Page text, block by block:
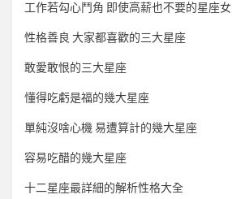
工作若勾心鬥角 即使高薪也不要的星座女
性格善良 大家都喜歡的三大星座
敢愛敢恨的三大星座
懂得吃虧是福的幾大星座
單純沒啥心機 易遭算計的幾大星座
容易吃醋的幾大星座
十二星座最詳細的解析性格大全